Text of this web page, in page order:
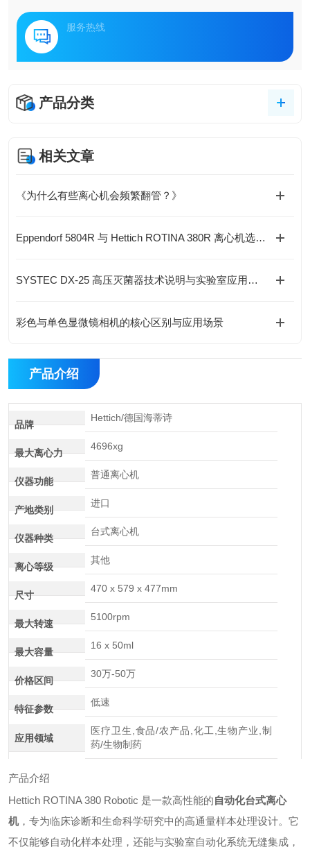
服务热线
产品分类
相关文章
《为什么有些离心机会频繁翻管？》
Eppendorf 5804R 与 Hettich ROTINA 380R 离心机选型对比与指导
SYSTEC DX-25 高压灭菌器技术说明与实验室应用解析
彩色与单色显微镜相机的核心区别与应用场景
产品介绍
品牌
Hettich/德国海蒂诗
最大离心力
4696xg
仪器功能
普通离心机
产地类别
进口
仪器种类
台式离心机
离心等级
其他
尺寸
470 x 579 x 477mm
最大转速
5100rpm
最大容量
16 x 50ml
价格区间
30万-50万
特征参数
低速
应用领域
医疗卫生,食品/农产品,化工,生物产业,制
药/生物制药
产品介绍
Hettich ROTINA 380 Robotic 是一款高性能的自动化台式离心
机，专为临床诊断和生命科学研究中的高通量样本处理设计。它
不仅能够自动化样本处理，还能与实验室自动化系统无缝集成，